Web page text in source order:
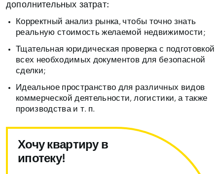
дополнительных затрат:
Корректный анализ рынка, чтобы точно знать
реальную стоимость желаемой недвижимости;
Тщательная юридическая проверка с подготовкой
всех необходимых документов для безопасной
сделки;
Идеальное пространство для различных видов
коммерческой деятельности, логистики, а также
производства и т. п.
Хочу квартиру в
ипотеку!